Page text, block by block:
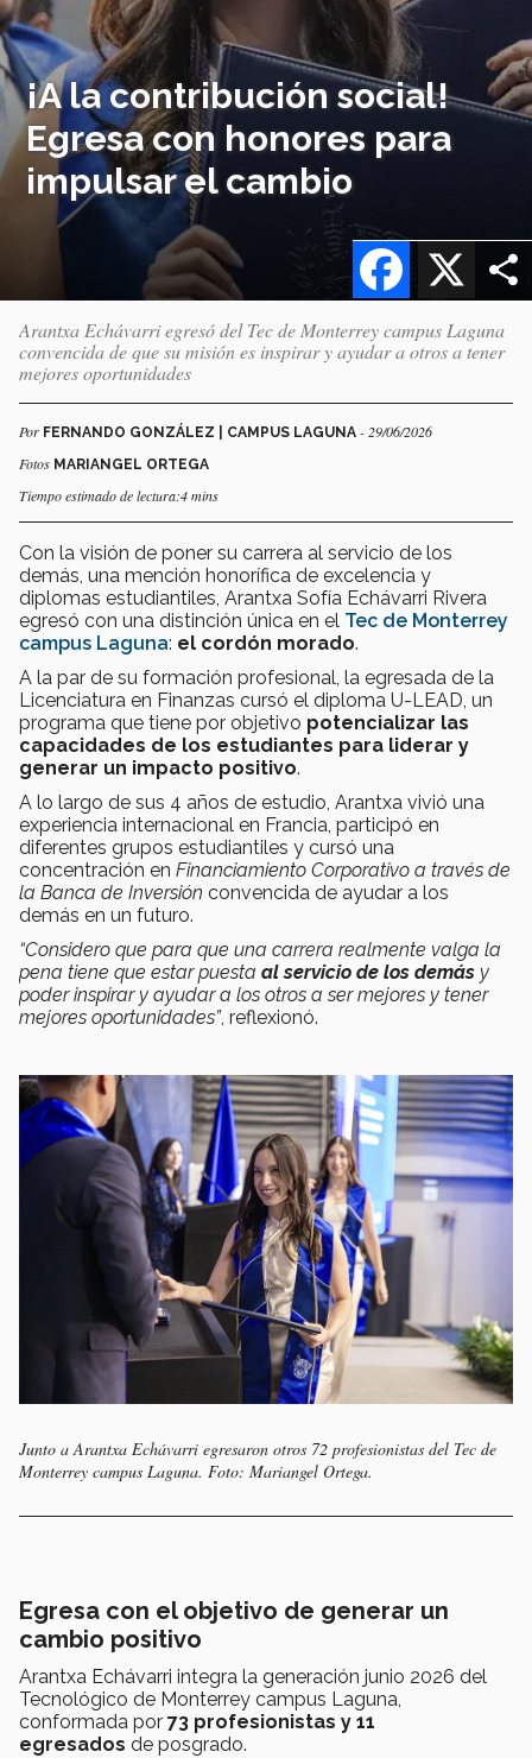
¡A la contribución social!
Egresa con honores para
impulsar el cambio
X
Facebook
Arantxa Echávarri egresó del Tec de Monterrey campus Laguna
convencida de que su misión es inspirar y ayudar a otros a tener
mejores oportunidades
Por FERNANDO GONZÁLEZ | CAMPUS LAGUNA - 29/06/2026
Fotos MARIANGEL ORTEGA
Tiempo estimado de lectura:4 mins
Con la visión de poner su carrera al servicio de los
demás, una mención honorífica de excelencia y
diplomas estudiantiles, Arantxa Sofía Echávarri Rivera
egresó con una distinción única en el Tec de Monterrey
campus Laguna: el cordón morado.
A la par de su formación profesional, la egresada de la
Licenciatura en Finanzas cursó el diploma U-LEAD, un
programa que tiene por objetivo potencializar las
capacidades de los estudiantes para liderar y
generar un impacto positivo.
A lo largo de sus 4 años de estudio, Arantxa vivió una
experiencia internacional en Francia, participó en
diferentes grupos estudiantiles y cursó una
concentración en Financiamiento Corporativo a través de
la Banca de Inversión convencida de ayudar a los
demás en un futuro.
“Considero que para que una carrera realmente valga la
pena tiene que estar puesta al servicio de los demás y
poder inspirar y ayudar a los otros a ser mejores y tener
mejores oportunidades”, reflexionó.
Junto a Arantxa Echávarri egresaron otros 72 profesionistas del Tec de
Monterrey campus Laguna. Foto: Mariangel Ortega.
Egresa con el objetivo de generar un
cambio positivo
Arantxa Echávarri integra la generación junio 2026 del
Tecnológico de Monterrey campus Laguna,
conformada por 73 profesionistas y 11
egresados de posgrado.